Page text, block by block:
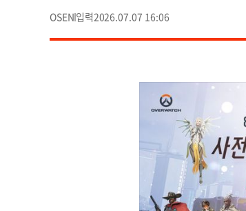
OSEN 2026.07.07 16:06